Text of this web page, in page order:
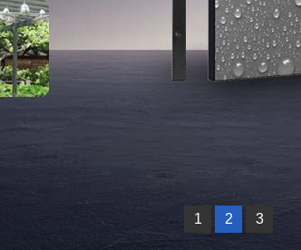
1 2 3